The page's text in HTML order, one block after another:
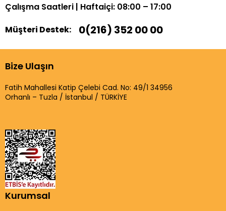
Çalışma Saatleri | Haftaiçi: 08:00 – 17:00
Müşteri Destek:
0(216) 352 00 00
Bize Ulaşın
Fatih Mahallesi Katip Çelebi Cad. No: 49/1 34956
Orhanlı – Tuzla / İstanbul / TÜRKİYE
Kurumsal